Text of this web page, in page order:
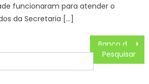
funcionaram para atender o
da Secretaria […]